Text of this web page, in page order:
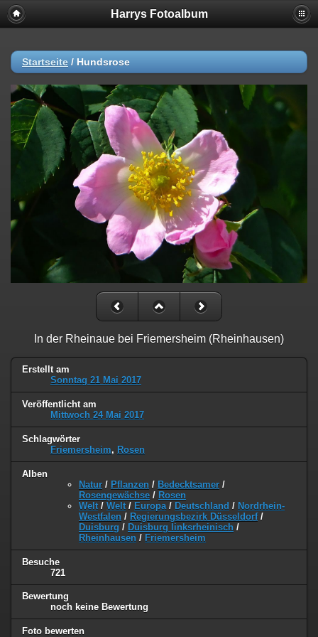
Harrys Fotoalbum
Startseite / Hundsrose
In der Rheinaue bei Friemersheim (Rheinhausen)
Erstellt am
Sonntag 21 Mai 2017
Veröffentlicht am
Mittwoch 24 Mai 2017
Schlagwörter
Friemersheim, Rosen
Alben
Natur / Pflanzen / Bedecktsamer /
Rosengewächse / Rosen
Welt / Welt / Europa / Deutschland / Nordrhein-
Westfalen / Regierungsbezirk Düsseldorf/
Duisburg / Duisburg linksrheinisch /
Rheinhausen / Friemersheim
Besuche
721
Bewertung
noch keine Bewertung
Foto bewerten